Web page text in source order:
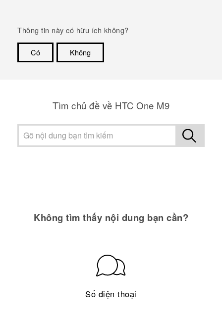
Thông tin này có hữu ích không?
Có
Không
Tìm chủ đề về HTC One M9
Không tìm thấy nội dung bạn cần?
Số điện thoại